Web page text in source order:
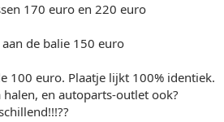
170 euro en 220 euro
de balie 150 euro
100 euro. Plaatje lijkt 100% identiek.
en autoparts-outlet ook?